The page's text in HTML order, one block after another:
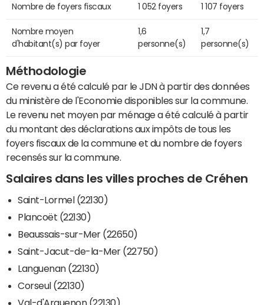
Nombre de foyers fiscaux 1 052 foyers 1 107 foyers
Nombre moyen
d'habitant(s) par foyer
1,6
personne(s)
1,7
personne(s)
Méthodologie
Ce revenu a été calculé par le JDN à partir des données
du ministère de l'Economie disponibles sur la commune.
Le revenu net moyen par ménage a été calculé à partir
du montant des déclarations aux impôts de tous les
foyers fiscaux de la commune et du nombre de foyers
recensés sur la commune.
Salaires dans les villes proches de Créhen
Saint-Lormel (22130)
Plancoët (22130)
Beaussais-sur-Mer (22650)
Saint-Jacut-de-la-Mer (22750)
Languenan (22130)
Corseul (22130)
Val-d'Arguenon (22130)